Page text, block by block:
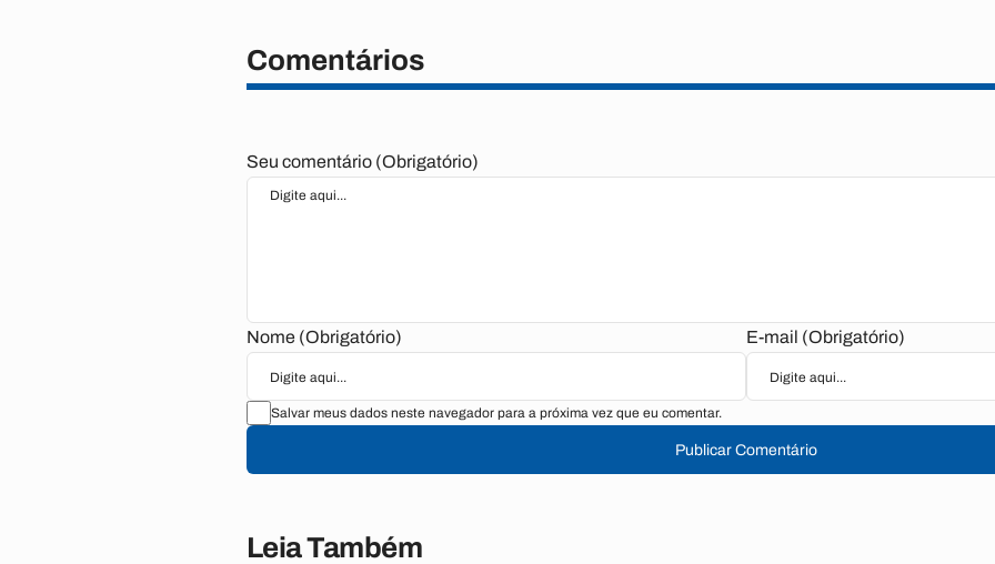
Comentários
Seu comentário (Obrigatório)
Nome (Obrigatório) E-mail (Obrigatório)
Salvar meus dados neste navegador para a próxima vez que eu comentar.
Publicar Comentário
Leia Também